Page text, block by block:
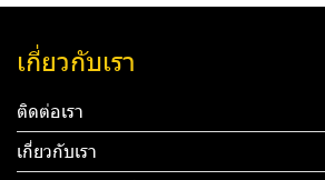
เกี่ยวกับเรา
ติดต่อเรา
เกี่ยวกับเรา